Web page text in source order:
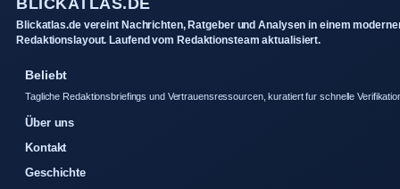
Blickatlas.de vereint Nachrichten, Ratgeber und Analysen in einem
Redaktionslayout. Laufend vom Redaktionsteam aktualisiert.
Beliebt
Tagliche Redaktionsbriefings und Vertrauensressourcen, kuratiert fur schnelle
Über uns
Kontakt
Geschichte